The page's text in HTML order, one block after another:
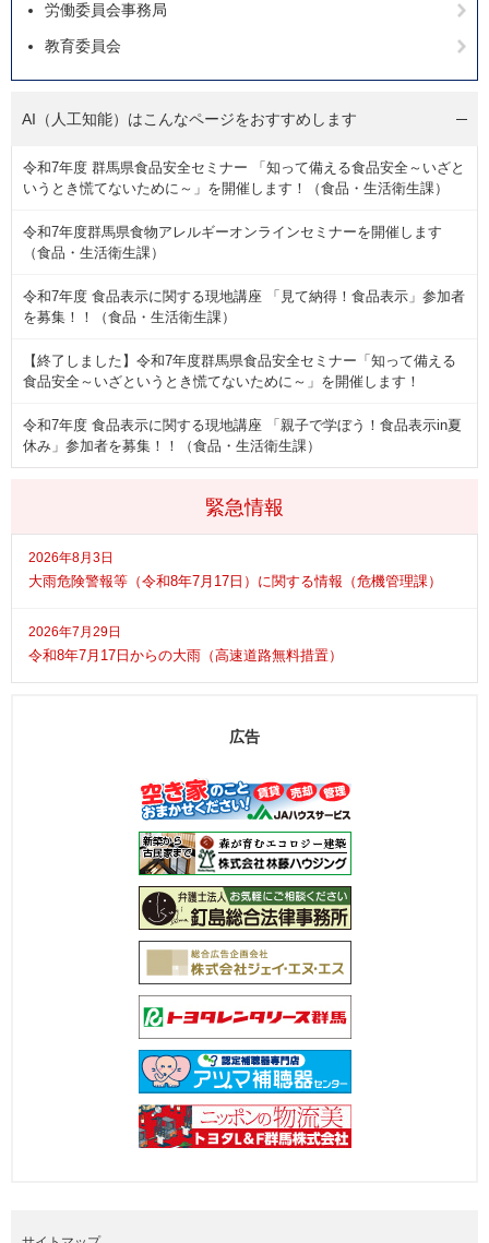
緊急情報
2026年8月3日
大雨危険警報等（令和8年7月17日）に関する情報（危機管理課）
2026年7月29日
令和8年7月17日からの大雨（高速道路無料措置）
労働委員会事務局
教育委員会
AI（人工知能）はこんなページをおすすめします
令和7年度 群馬県食品安全セミナー 「知って備える食品安全～いざと
いうとき慌てないために～」を開催します！（食品・生活衛生課）
令和7年度群馬県食物アレルギーオンラインセミナーを開催します
（食品・生活衛生課）
令和7年度 食品表示に関する現地講座 「見て納得！食品表示」参加者
を募集！！（食品・生活衛生課）
【終了しました】令和7年度群馬県食品安全セミナー「知って備える
食品安全～いざというとき慌てないために～」を開催します！
令和7年度 食品表示に関する現地講座 「親子で学ぼう！食品表示in夏
休み」参加者を募集！！（食品・生活衛生課）
広告